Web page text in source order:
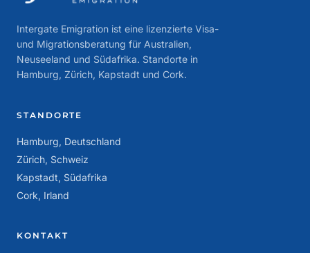
Intergate Emigration ist eine lizenzierte Visa-
und Migrationsberatung für Australien,
Neuseeland und Südafrika. Standorte in
Hamburg, Zürich, Kapstadt und Cork.
STANDORTE
Hamburg, Deutschland
Zürich, Schweiz
Kapstadt, Südafrika
Cork, Irland
KONTAKT